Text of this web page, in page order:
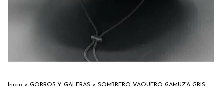
Inicio > GORROS Y GALERAS > SOMBRERO VAQUERO GAMUZA GRIS